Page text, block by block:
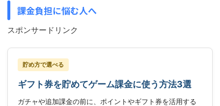
課金負担に悩む人へ
スポンサードリンク
貯め方で選べる
ギフト券を貯めてゲーム課金に使う方法3選
ガチャや追加課金の前に、ポイントやギフト券を活用する